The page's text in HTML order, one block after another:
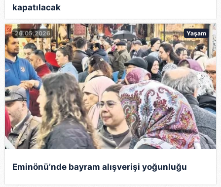
kapatılacak
26.05.2026 Yaşam
Eminönü’nde bayram alışverişi yoğunluğu